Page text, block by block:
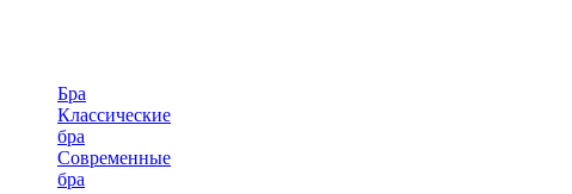
Бра
Классические
бра
Современные
бра